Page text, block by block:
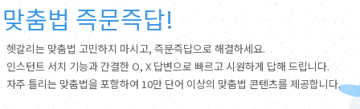
맞춤법 즉문즉답!
헷갈리는 맞춤법 고민하지 마시고, 즉문즉답으로 해결하세요.
인스턴트 서치 기능과 간결한 O, X 답변으로 빠르고 시원하게 답해 드립니다.
자주 틀리는 맞춤법을 포함하여 10만 단어 이상의 맞춤법 콘텐츠를 제공합니다.